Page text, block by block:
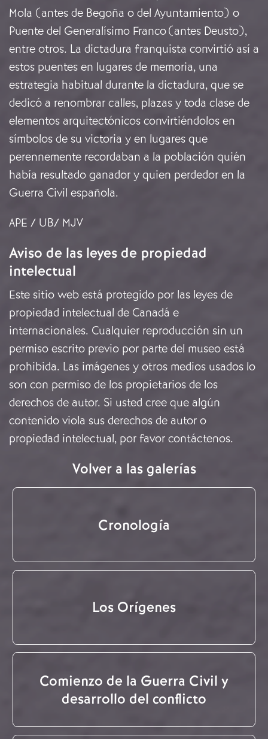
Mola (antes de Begoña o del Ayuntamiento) o
Puente del Generalísimo Franco (antes Deusto),
entre otros. La dictadura franquista convirtió así a
estos puentes en lugares de memoria, una
estrategia habitual durante la dictadura, que se
dedicó a renombrar calles, plazas y toda clase de
elementos arquitectónicos convirtiéndolos en
símbolos de su victoria y en lugares que
perennemente recordaban a la población quién
había resultado ganador y quien perdedor en la
Guerra Civil española.
APE / UB/ MJV
Aviso de las leyes de propiedad
intelectual
Este sitio web está protegido por las leyes de
propiedad intelectual de Canadá e
internacionales. Cualquier reproducción sin un
permiso escrito previo por parte del museo está
prohibida. Las imágenes y otros medios usados lo
son con permiso de los propietarios de los
derechos de autor. Si usted cree que algún
contenido viola sus derechos de autor o
propiedad intelectual, por favor contáctenos.
Volver a las galerías
Cronología
Los Orígenes
Comienzo de la Guerra Civil y
desarrollo del conflicto